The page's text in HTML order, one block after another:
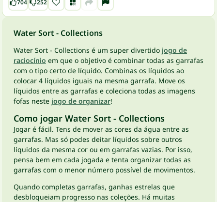
704 252
Water Sort - Collections
Water Sort - Collections é um super divertido jogo de
raciocínio em que o objetivo é combinar todas as garrafas
com o tipo certo de líquido. Combinas os líquidos ao
colocar 4 líquidos iguais na mesma garrafa. Move os
líquidos entre as garrafas e coleciona todas as imagens
fofas neste jogo de organizar!
Como jogar Water Sort - Collections
Jogar é fácil. Tens de mover as cores da água entre as
garrafas. Mas só podes deitar líquidos sobre outros
líquidos da mesma cor ou em garrafas vazias. Por isso,
pensa bem em cada jogada e tenta organizar todas as
garrafas com o menor número possível de movimentos.
Quando completas garrafas, ganhas estrelas que
desbloqueiam progresso nas coleções. Há muitas